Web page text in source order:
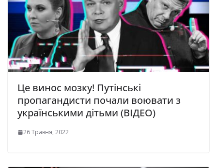
Це винос мозку! Путінські
пропагандисти почали воювати з
українськими дітьми (ВІДЕО)
26 Травня, 2022